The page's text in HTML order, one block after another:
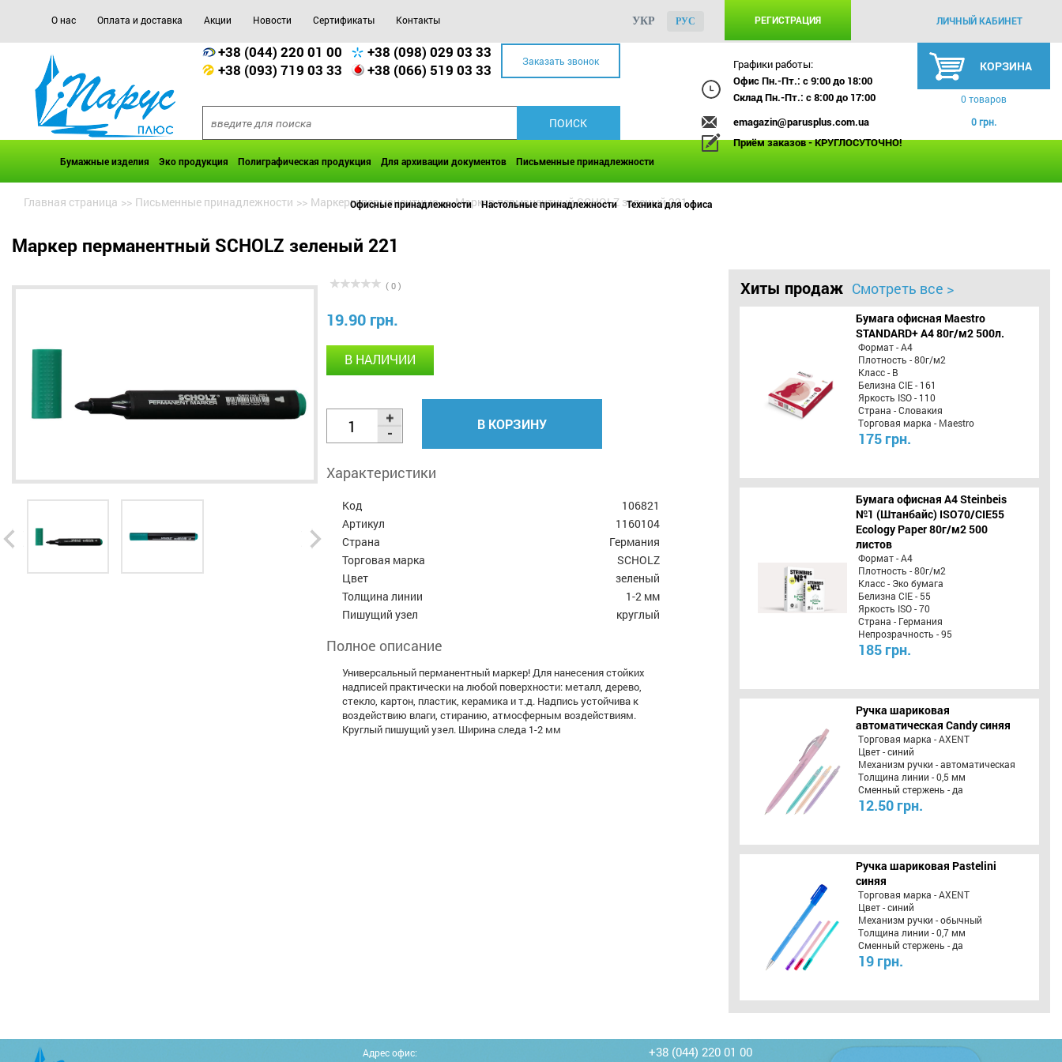
О нас Оплата и доставка Акции Новости Сертификаты Контакты РЕГИСТРАЦИЯ ЛИЧНЫЙ КАБИНЕТ
УКР РУС
+38 (044) 220 01 00
+38 (098) 029 03 33
+38 (093) 719 03 33
+38 (066) 519 03 33 Заказать звонок
Графики работы:
Офис Пн.-Пт.: с 9:00 до 18:00
Склад Пн.-Пт.: с 8:00 до 17:00
emagazin@parusplus.com.ua
Приём заказов - КРУГЛОСУТОЧНО!
КОРЗИНА
0 товаров
0 грн.
Бумажные изделия Эко продукция Полиграфическая продукция Для архивации документов Письменные принадлежности
Офисные принадлежности Настольные принадлежности Техника для офиса
Главная страница >> Письменные принадлежности >> Маркеры перманентные >> Маркер перманентный SCHOLZ зеленый 221
Маркер перманентный SCHOLZ зеленый 221
( 0 )
19.90 грн.
В НАЛИЧИИ
В КОРЗИНУ
Характеристики
Код
106821
Артикул
1160104
Страна
Германия
Торговая марка
SCHOLZ
Цвет
зеленый
Толщина линии
1-2 мм
Пишущий узел
круглый
Полное описание
Универсальный перманентный маркер! Для нанесения стойких
надписей практически на любой поверхности: металл, дерево,
стекло, картон, пластик, керамика и т.д. Надпись устойчива к
воздействию влаги, стиранию, атмосферным воздействиям.
Круглый пишущий узел. Ширина следа 1-2 мм
Хиты продаж Смотреть все >
Бумага офисная Maestro
STANDARD+ А4 80г/м2 500л.
Формат - А4
Плотность - 80г/м2
Класс - B
Белизна CIE - 161
Яркость ISO - 110
Страна - Словакия
Торговая марка - Maestro
175 грн.
Бумага офисная A4 Steinbeis
№1 (Штанбайс) ISO70/СІЕ55
Ecology Paper 80г/м2 500
листов
Формат - А4
Плотность - 80г/м2
Класс - Эко бумага
Белизна CIE - 55
Яркость ISO - 70
Страна - Германия
Непрозрачность - 95
185 грн.
Ручка шариковая
автоматическая Candy синяя
Торговая марка - AXENT
Цвет - синий
Механизм ручки - автоматическая
Толщина линии - 0,5 мм
Сменный стержень - да
12.50 грн.
Ручка шариковая Pastelini
синяя
Торговая марка - AXENT
Цвет - синий
Механизм ручки - обычный
Толщина линии - 0,7 мм
Сменный стержень - да
19 грн.
Адрес офис:
+38 (044) 220 01 00